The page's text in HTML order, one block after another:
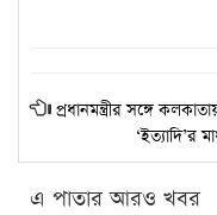
প্রধানমন্ত্রীর সঙ্গে
‘ইত্যাদি’র
এ পাতার আরও খবর